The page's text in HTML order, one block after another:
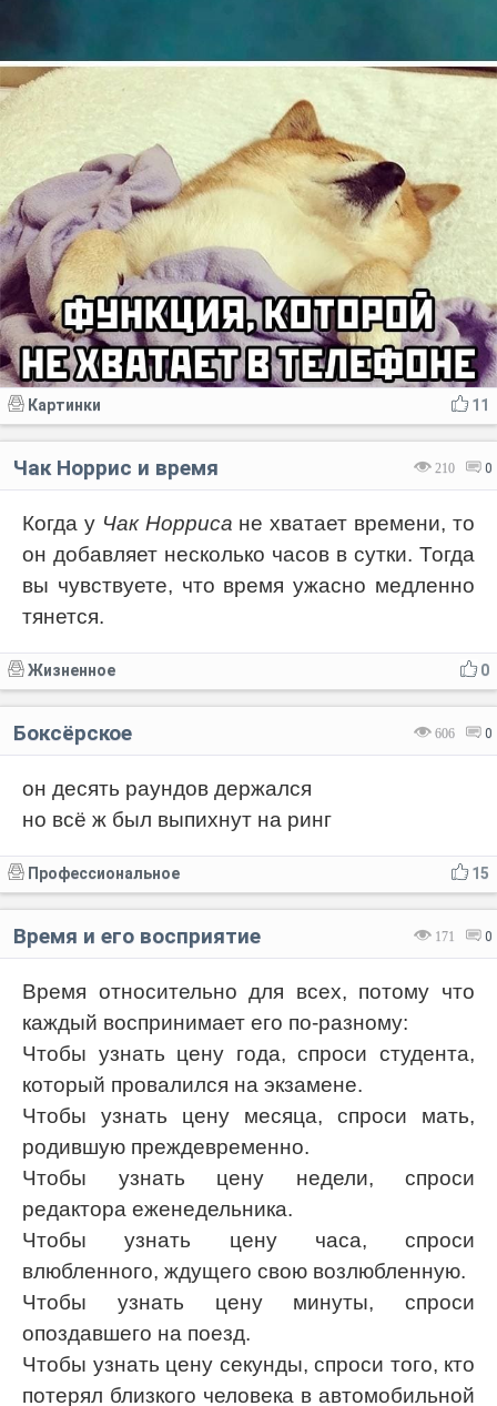
11
Картинки
210 0
Чак Норрис и время
Когда у Чак Норриса не хватает времени, то
он добавляет несколько часов в сутки. Тогда
вы чувствуете, что время ужасно медленно
тянется.
0
Жизненное
606 0
Боксёрское
он десять раундов держался
но всё ж был выпихнут на ринг
15
Профессиональное
171 0
Время и его восприятие
Время относительно для всех, потому что
каждый воспринимает его по-разному:
Чтобы узнать цену года, спроси студента,
который провалился на экзамене.
Чтобы узнать цену месяца, спроси мать,
родившую преждевременно.
Чтобы узнать цену недели, спроси
редактора еженедельника.
Чтобы узнать цену часа, спроси
влюбленного, ждущего свою возлюбленную.
Чтобы узнать цену минуты, спроси
опоздавшего на поезд.
Чтобы узнать цену секунды, спроси того, кто
потерял близкого человека в автомобильной